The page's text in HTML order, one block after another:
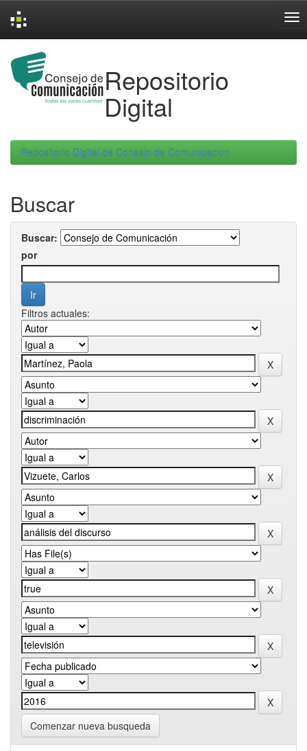
navigation
Repositorio
Digital
Repositorio Digital de Consejo de Comunicacion
Buscar
Buscar:
por
Filtros actuales:
Comenzar nueva busqueda